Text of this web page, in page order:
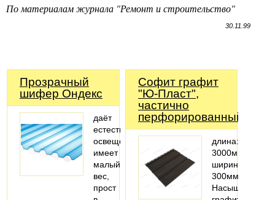
По материалам журнала "Ремонт и строительство"
30.11.99
Прозрачный
шифер Ондекс
даёт
естественное
освещение
имеет
малый
вес,
прост
Софит графит
"Ю-Пласт",
частично
перфорированный
длина:
3000мм;
ширина:
300мм
Насыщенный